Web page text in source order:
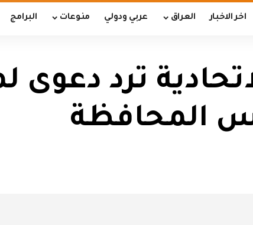
اخر الاخبار العراق عربي ودولي منوعات البرامج
ترد
المحافظة